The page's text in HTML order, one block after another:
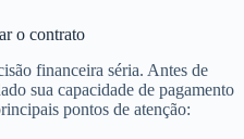
o contrato
financeira séria. Antes de
sua capacidade de pagamento
pontos de atenção: